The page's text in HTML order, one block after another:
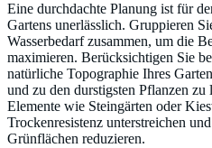
Eine durchdachte Planung ist für
Gartens unerlässlich. Gruppieren
Wasserbedarf zusammen, um die
maximieren. Berücksichtigen Sie
natürliche Topographie Ihres
und zu den durstigsten Pflanzen
Elemente wie Steingärten oder
Trockenresistenz unterstreichen
Grünflächen reduzieren.